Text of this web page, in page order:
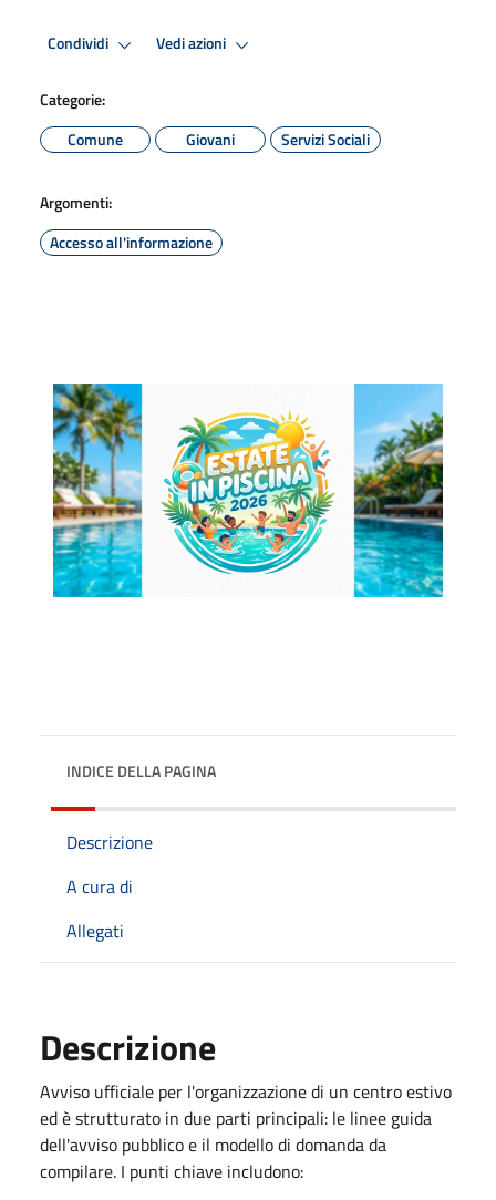
Condividi Vedi azioni
Categorie:
Comune
Giovani Servizi Sociali
Argomenti:
Accesso all'informazione
INDICE DELLA PAGINA
Descrizione
A cura di
Allegati
Descrizione
Avviso ufficiale per l'organizzazione di un centro estivo
ed è strutturato in due parti principali: le linee guida
dell'avviso pubblico e il modello di domanda da
compilare. I punti chiave includono: